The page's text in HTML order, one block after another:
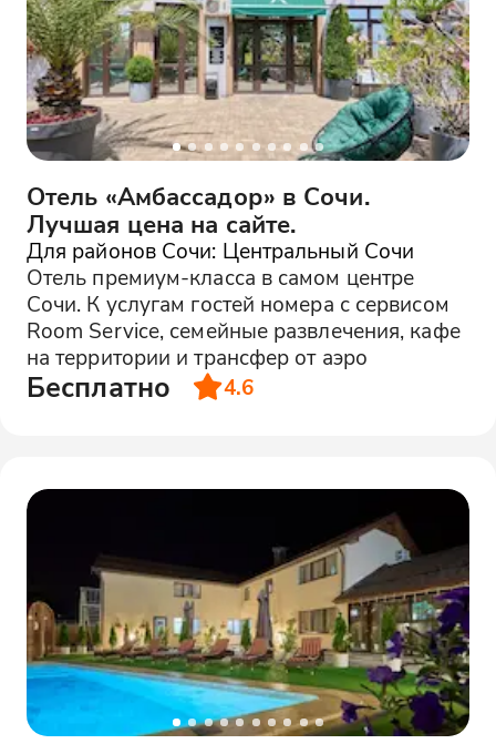
Отель «Амбассадор» в Сочи.
Лучшая цена на сайте.
Для районов Сочи: Центральный Сочи
Отель премиум-класса в самом центре
Сочи. К услугам гостей номера с сервисом
Room Service, семейные развлечения, кафе
на территории и трансфер от аэро
Бесплатно 4.6